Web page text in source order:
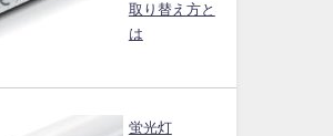
取り替え方と
は
蛍光灯